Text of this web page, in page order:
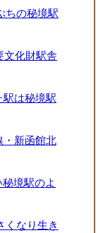
ちの秘境駅
文化財駅舎
は秘境駅
・新函館北
境駅のよ
くなり生き